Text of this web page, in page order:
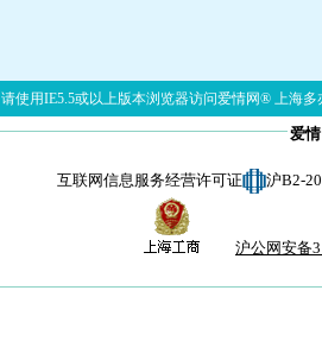
请使用IE5.5或以上版本浏览器访问爱情网® 上海多
爱
互联网信息服务经营许可证 沪B2-
沪公网安备